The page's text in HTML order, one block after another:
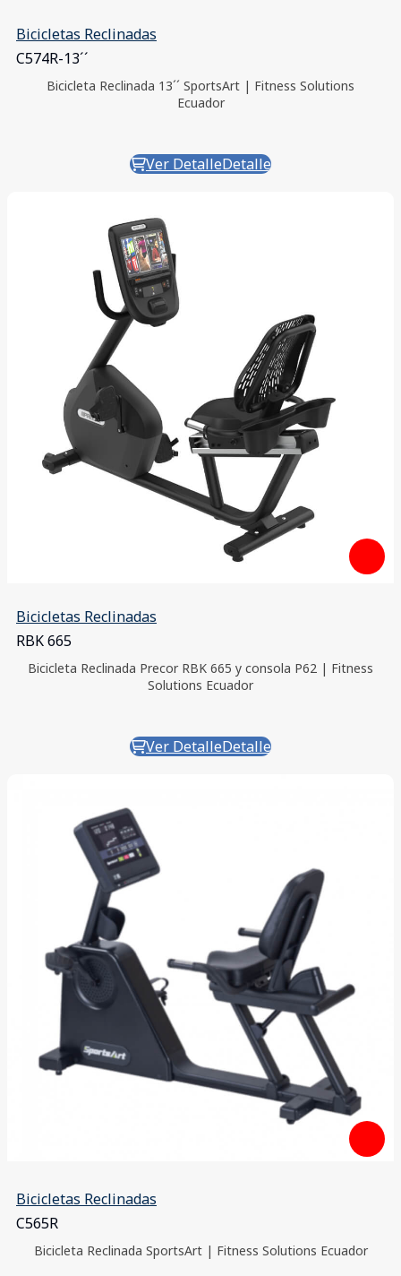
Bicicletas Reclinadas
C574R-13´´
Bicicleta Reclinada 13´´ SportsArt | Fitness Solutions
Ecuador
Ver DetalleDetalle
Bicicletas Reclinadas
RBK 665
Bicicleta Reclinada Precor RBK 665 y consola P62 | Fitness
Solutions Ecuador
Ver DetalleDetalle
Bicicletas Reclinadas
C565R
Bicicleta Reclinada SportsArt | Fitness Solutions Ecuador